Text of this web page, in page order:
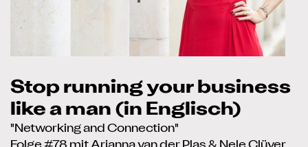
Stop running your business
like a man (in Englisch)
"Networking and Connection"